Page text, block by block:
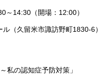
～14:30（開場：12:00）
（久留米市諏訪野町1830-6）
私の認知症予防対策」